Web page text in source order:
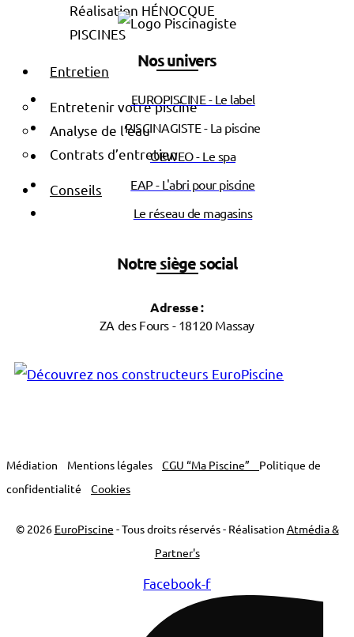
Réalisation HÉNOCQUE
PISCINES
Entretien
Entretenir votre piscine
Analyse de l’eau
Contrats d’entretien
Conseils
Nos univers
EUROPISCINE - Le label
PISCINAGISTE - La piscine
OEWEO - Le spa
EAP - L'abri pour piscine
Le réseau de magasins
Notre siège social
Adresse :
ZA des Fours - 18120 Massay
Médiation Mentions légales CGU “Ma Piscine” Politique de
confidentialité
Cookies
© 2026 EuroPiscine - Tous droits réservés - Réalisation Atmédia &
Partner's
Facebook-f